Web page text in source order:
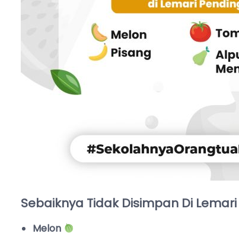
Sebaiknya Tidak Disimpan Di
Melon